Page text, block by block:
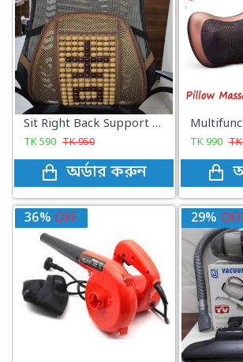
Multifunction Home Car Electric Body Massager Pillow Infrared Acupressure Shiatsu Neck Pain Relief Massage Machine Tool
TK990 TK1,500
অর্ডার করুন
29% OFF
TK1,450
29% OFF